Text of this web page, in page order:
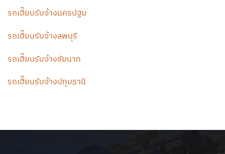
รถเฮี๊ยบรับจ้างนครปฐม
รถเฮี๊ยบรับจ้างลพบุรี
รถเฮี๊ยบรับจ้างชัยนาท
รถเฮี๊ยบรับจ้างปทุมธานี